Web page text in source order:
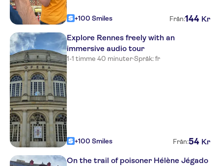
+100 Smiles Från:144 Kr
Explore Rennes freely with an
immersive audio tour
1-1 timme 40 minuter·Språk: fr
+100 Smiles Från:54 Kr
On the trail of poisoner Hélène Jégado